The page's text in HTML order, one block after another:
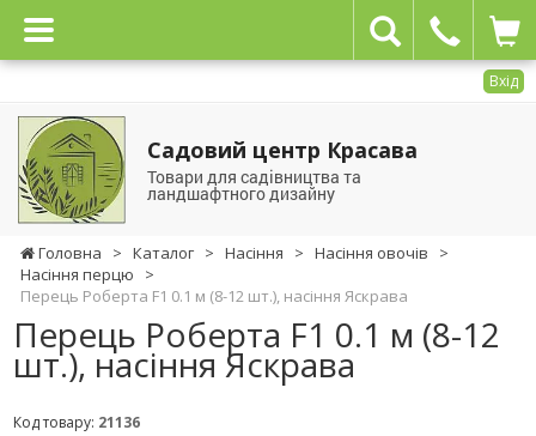
Вхід
Садовий центр Красава
Товари для садівництва та
ландшафтного дизайну
Головна > Каталог > Насіння > Насіння овочів
>
Насіння перцю
>
Перець Роберта F1 0.1 м (8-12 шт.), насіння Яскрава
Перець Роберта F1 0.1 м (8-12
шт.), насіння Яскрава
Код товару: 21136